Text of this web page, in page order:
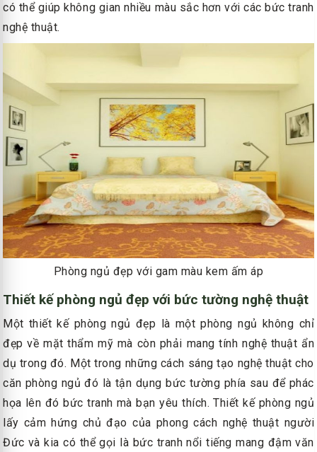
có thể giúp không gian nhiều màu sắc hơn với các bức tranh
nghệ thuật.
Phòng ngủ đẹp với gam màu kem ấm áp
Thiết kế phòng ngủ đẹp với bức tường nghệ thuật
Một thiết kế phòng ngủ đẹp là một phòng ngủ không chỉ
đẹp về mặt thẩm mỹ mà còn phải mang tính nghệ thuật ẩn
dụ trong đó. Một trong những cách sáng tạo nghệ thuật cho
căn phòng ngủ đó là tận dụng bức tường phía sau để phác
họa lên đó bức tranh mà bạn yêu thích. Thiết kế phòng ngủ
lấy cảm hứng chủ đạo của phong cách nghệ thuật người
Đức và kia có thể gọi là bức tranh nổi tiếng mang đậm văn